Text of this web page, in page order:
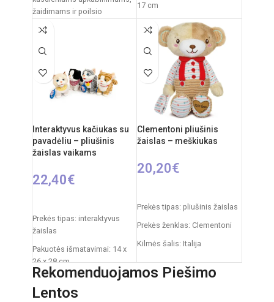
žaidimams ir poilsio
dizainas su dekoratyviniu
kaspinėliu suteikia
17 cm
Prekės svoris:760 g
Funkcijos: šviesų
projektorius, melodijos,
baltasis triukšmas
Medžiagos:pliušas,
plastikas
Priežiūra:pliušas skalbiamas
išimant vidinį modulį
Kilmės šalis: Italija /
Interaktyvus kačiukas su
pavadėliu – pliušinis
žaislas vaikams
22,40€
Prekės tipas: interaktyvus
žaislas
Pakuotės išmatavimai: 14 x
26 x 28 cm
Žaislo išmatavimai: 27 × 12 ×
27 cm
Clementoni pliušinis
žaislas – meškiukas
20,20€
Prekės tipas: pliušinis žaislas
Prekės ženklas: Clementoni
Kilmės šalis: Italija
Pakuotės išmatavimai: 31 x
20 x 11 cm
Rekomenduojamos Piešimo
Lentos